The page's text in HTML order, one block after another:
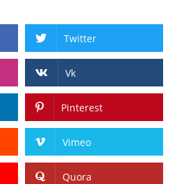
Twitter
Vk
Pinterest
Vimeo
Quora